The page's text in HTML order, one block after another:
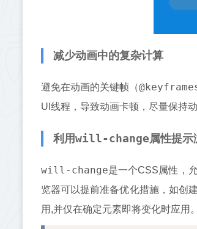
减少动画中的复杂计算
避免在动画的关键帧（
UI线程，导致动画卡顿，尽量保持
利用will-change属性提示
will-change是一个CSS属性，
览器可以提前准备优化措施，如创
用,并仅在确定元素即将变化时应用。